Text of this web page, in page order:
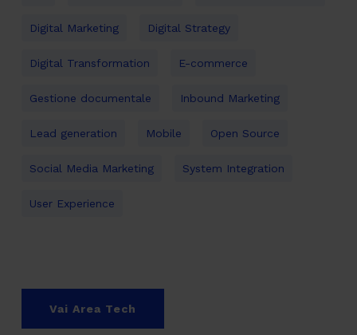
Digital Marketing Digital Strategy
Digital Transformation E-commerce
Gestione documentale Inbound Marketing
Lead generation Mobile Open Source
Social Media Marketing System Integration
User Experience
Vai Area Tech